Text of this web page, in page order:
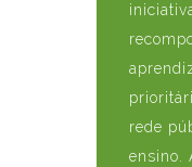
rede
ensino.